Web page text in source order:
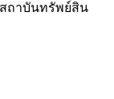
สถาบันทรัพย์สิน